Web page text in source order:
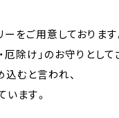
をご用意しております
厄除け」のお守りとし
むと言われ、
ます。